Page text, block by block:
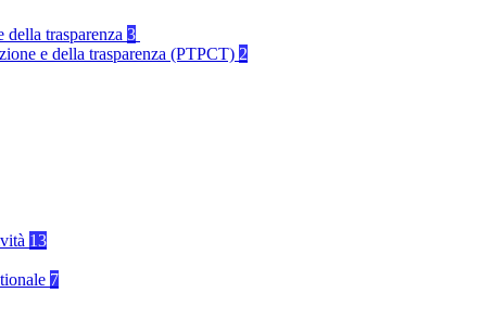
trasparenza 3
e della trasparenza (PTPCT) 2
13
7